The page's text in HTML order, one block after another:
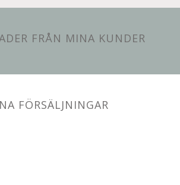
FRÅN MINA KUNDER
FÖRSÄLJNINGAR